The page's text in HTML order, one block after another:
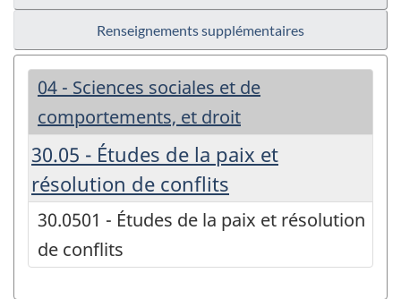
Renseignements supplémentaires
04 - Sciences sociales et de
comportements, et droit
30.05 - Études de la paix et
résolution de conflits
30.0501 - Études de la paix et résolution
de conflits